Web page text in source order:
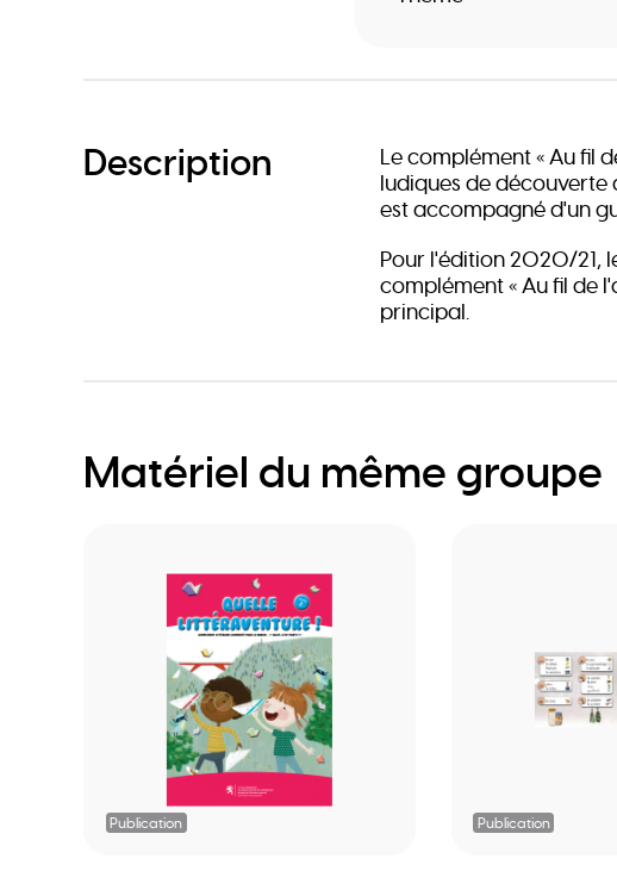
Description
Le complément « Au fil
ludiques de découverte
est accompagné d'un
Pour l'édition 2020/21,
complément « Au fil de
principal.
Matériel du même groupe
Publication Publication